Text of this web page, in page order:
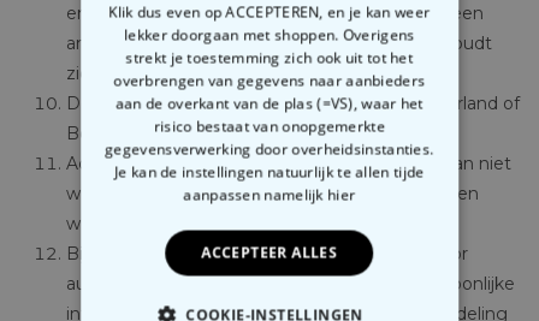
en behoudt de organisator zich het recht om een
andere winnaar te selecteren. De winnaar behoudt
zich het recht om de prijs niet te accepteren.
De winnaar dient woonachtend te zijn in Nederland of
België.
Actie uitslagen zijn definitief. Over de uitslag kan niet
worden gecorrespondeerd. Dergelijke verzoeken
worden niet beantwoord.
Bij deelname aan de actie, wordt de organisator
automatisch toestemming gegeven om persoonlijke
informatie te gebruiken voor de verdere afhandeling
Klik dus even op ACCEPTEREN, en je kan weer
lekker doorgaan met shoppen. Overigens
strekt je toestemming zich ook uit tot het
overbrengen van gegevens naar aanbieders
aan de overkant van de plas (=VS), waar het
risico bestaat van onopgemerkte
gegevensverwerking door overheidsinstanties.
Je kan de instellingen natuurlijk te allen tijde
aanpassen namelijk hier
ACCEPTEER ALLES
COOKIE-INSTELLINGEN